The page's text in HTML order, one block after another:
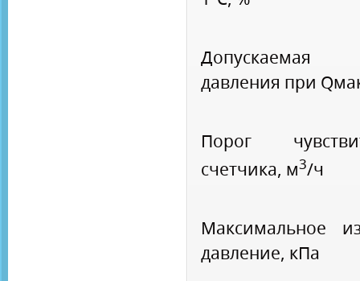
Допускаемая
давления при
Порог
счетчика, м3/ч
Максимальное
давление, кПа